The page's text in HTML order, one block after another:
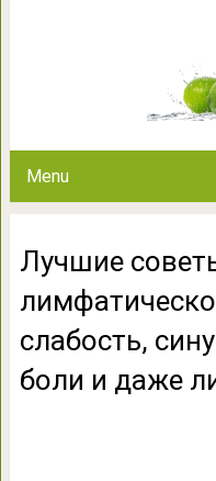
Menu
Лучшие
слабость,
боли и даже